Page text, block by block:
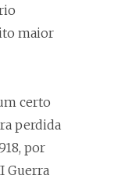
maior
certo
perdida
por
Guerra